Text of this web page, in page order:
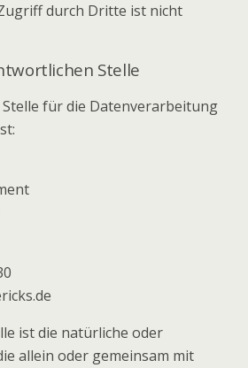
durch Dritte ist nicht
Stelle
für die Datenverarbeitung
ist die natürliche oder
allein oder gemeinsam mit